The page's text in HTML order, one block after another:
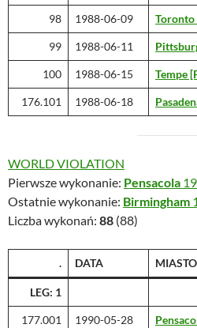
98 1988-06-09 Toronto
99 1988-06-11
100 1988-06-15 Tempe
176.101 1988-06-18
WORLD VIOLATION
Pierwsze wykonanie: Pensacola
Ostatnie wykonanie: Birmingham
Liczba wykonań: 88 (88)
. DATA
LEG: 1
177.001 1990-05-28